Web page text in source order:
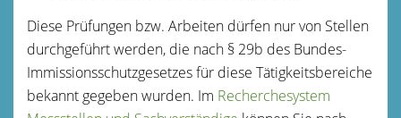
Diese Prüfungen bzw. Arbeiten dürfen nur von Stellen
durchgeführt werden, die nach § 29b des Bundes-
Immissionsschutzgesetzes für diese Tätigkeitsbereiche
bekannt gegeben wurden. Im Recherchesystem